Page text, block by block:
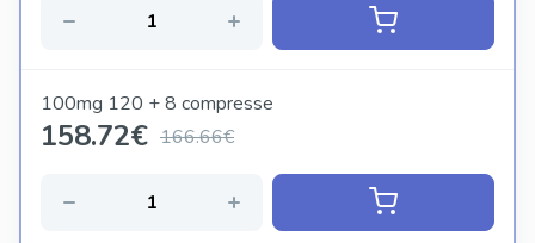
100mg 120 + 8 compresse
158.72€ 166.66€